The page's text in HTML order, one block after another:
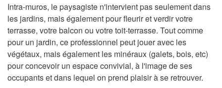
Intra-muros, le paysagiste n'intervient pas seulement dans
les jardins, mais également pour fleurir et verdir votre
terrasse, votre balcon ou votre toit-terrasse. Tout comme
pour un jardin, ce professionnel peut jouer avec les
végétaux, mais également les minéraux (galets, bois, etc)
pour concevoir un espace convivial, à l'image de ses
occupants et dans lequel on prend plaisir à se retrouver.